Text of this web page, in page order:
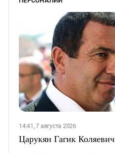
14:41, 7 августа 2026
Царукян Гагик Коляевич